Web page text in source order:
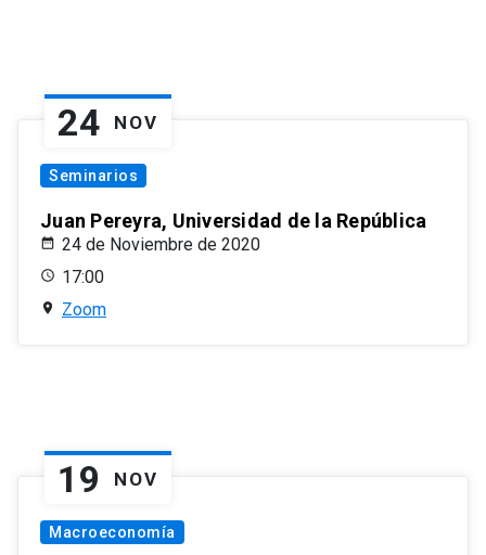
24 NOV
Seminarios
Juan Pereyra, Universidad de la República
24 de Noviembre de 2020
17:00
Zoom
19 NOV
Macroeconomía